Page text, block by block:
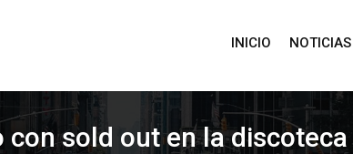
INICIO NOTICIAS
sold out en la